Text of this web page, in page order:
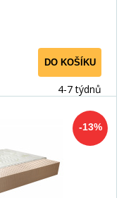
DO KOŠÍKU
4-7 týdnů
-13%